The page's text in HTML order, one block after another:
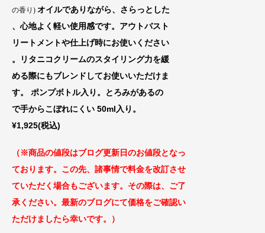
の香り) オイルでありながら、さらっとした
、心地よく軽い使用感です。アウトバスト
リートメントや仕上げ時にお使いください
。リタニコクリームのスタイリング力を緩
める際にもブレンドしてお使いいただけま
す。 ポンプボトル入り。とろみがあるの
で手からこぼれにくい 50ml入り。
¥1,925(税込)
（※商品の値段はブログ更新日のお値段となっ
ております。この先、諸事情で料金を改訂させ
ていただく場合もございます。 その際は、ご了
承ください。最新のブログにて価格をご確認い
ただけましたら幸いです。）